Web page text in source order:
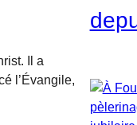
Il a
l’Évangile,